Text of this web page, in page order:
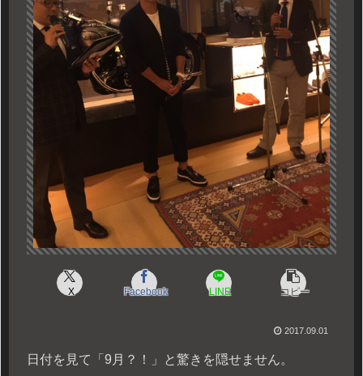
X Facebook LINE コピー
2017.09.01
日付を見て「9月？！」と驚きを隠せません。